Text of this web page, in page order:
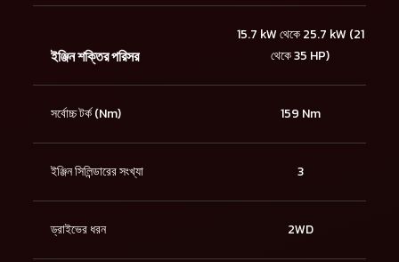
ইঞ্জিন শক্তির পরিসর
15.7 kW থেকে 25.7 kW (21
থেকে 35 HP)
সর্বোচ্চ টর্ক (Nm) 159 Nm
ইঞ্জিন সিলিন্ডারের সংখ্যা 3
ড্রাইভের ধরন 2WD